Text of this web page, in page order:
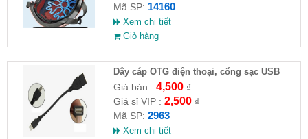
Mã SP: 14160
Xem chi tiết
Giỏ hàng
Dây cáp OTG điện thoại, cổng sạc USB
Giá bán : 4,500₫
Giá sỉ VIP : 2,500₫
Mã SP: 2963
Xem chi tiết